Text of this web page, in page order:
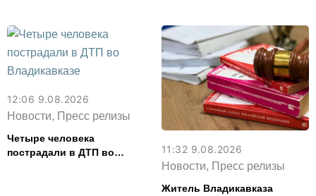
12:06 9.08.2026
Новости, Пресс релизы
Четыре человека
пострадали в ДТП во
11:32 9.08.2026
Новости, Пресс релизы
Житель Владикавказа